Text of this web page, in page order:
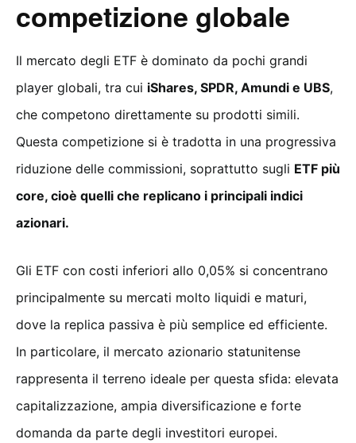
competizione globale
Il mercato degli ETF è dominato da pochi grandi
player globali, tra cui iShares, SPDR, Amundi e UBS,
che competono direttamente su prodotti simili.
Questa competizione si è tradotta in una progressiva
riduzione delle commissioni, soprattutto sugli ETF più
core, cioè quelli che replicano i principali indici
azionari.
Gli ETF con costi inferiori allo 0,05% si concentrano
principalmente su mercati molto liquidi e maturi,
dove la replica passiva è più semplice ed efficiente.
In particolare, il mercato azionario statunitense
rappresenta il terreno ideale per questa sfida: elevata
capitalizzazione, ampia diversificazione e forte
domanda da parte degli investitori europei.